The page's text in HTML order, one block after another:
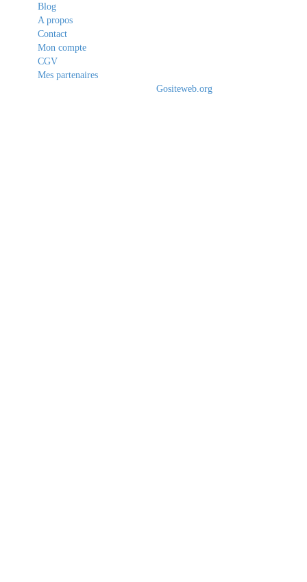
Blog
A propos
Contact
Mon compte
CGV
Mes partenaires
Gositeweb.org